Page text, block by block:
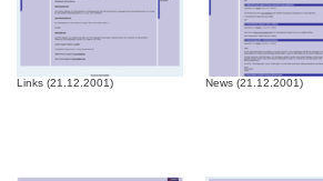
Links (21.12.2001) News (21.12.2001)